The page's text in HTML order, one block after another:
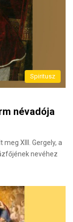
Spiritusz
névadója
XIII. Gergely, a
nevéhez